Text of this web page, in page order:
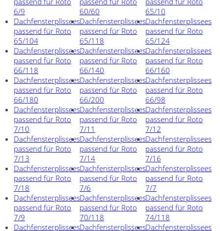
6/9
60/60
65/10
Dachfensterplissees
passend für Roto
65/104
Dachfensterplissees
passend für Roto
65/118
Dachfensterplissees
passend für Roto
65/124
Dachfensterplissees
passend für Roto
66/118
Dachfensterplissees
passend für Roto
66/140
Dachfensterplissees
passend für Roto
66/160
Dachfensterplissees
passend für Roto
66/180
Dachfensterplissees
passend für Roto
66/200
Dachfensterplissees
passend für Roto
66/98
Dachfensterplissees
passend für Roto
7/10
Dachfensterplissees
passend für Roto
7/11
Dachfensterplissees
passend für Roto
7/12
Dachfensterplissees
passend für Roto
7/13
Dachfensterplissees
passend für Roto
7/14
Dachfensterplissees
passend für Roto
7/16
Dachfensterplissees
passend für Roto
7/18
Dachfensterplissees
passend für Roto
7/6
Dachfensterplissees
passend für Roto
7/7
Dachfensterplissees
passend für Roto
7/9
Dachfensterplissees
passend für Roto
70/118
Dachfensterplissees
passend für Roto
74/118
DachfensterplisseesDachfensterplisseesDachfensterplissees